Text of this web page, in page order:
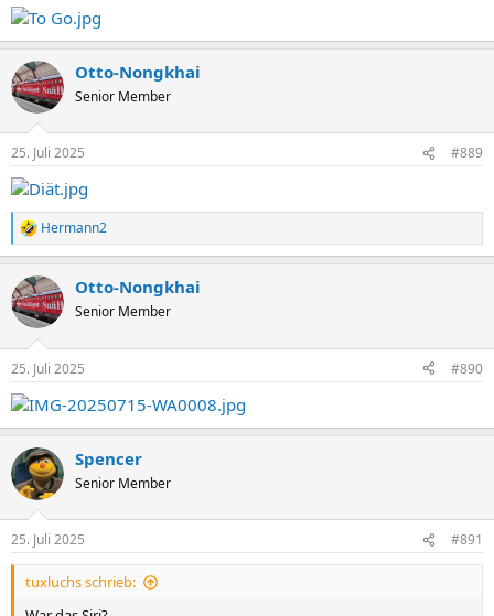
Otto-Nongkhai
Senior Member
25. Juli 2025 #889
R
e
k
t
i
e
n
:
Hermann2
Otto-Nongkhai
Senior Member
25. Juli 2025 #890
Spencer
Senior Member
25. Juli 2025 #891
tuxluchs schrieb: